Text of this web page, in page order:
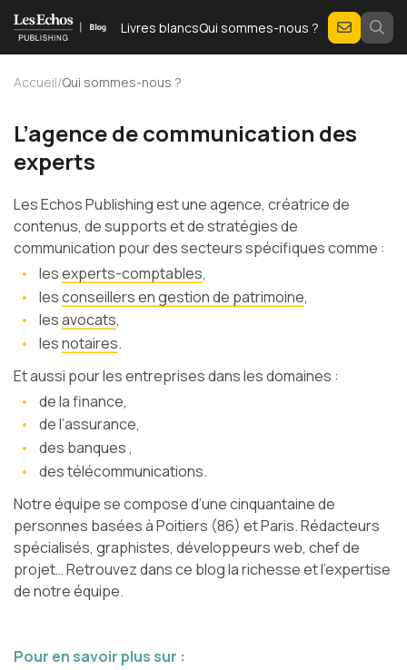
Livres blancsQui sommes-nous ?
Accueil/Qui sommes-nous ?
L’agence de communication des
experts
Les Echos Publishing est une agence, créatrice de
contenus, de supports et de stratégies de
communication pour des secteurs spécifiques comme :
lesexperts-comptables,
lesconseillers en gestion de patrimoine,
lesavocats,
lesnotaires.
Et aussi pour les entreprises dans les domaines :
de la finance,
de l’assurance,
des banques ,
des télécommunications.
Notre équipe se compose d’une cinquantaine de
personnes basées à Poitiers (86) et Paris. Rédacteurs
spécialisés, graphistes, développeurs web, chef de
projet… Retrouvez dans ce blog la richesse et l’expertise
de notre équipe.
Pour en savoir plus sur :